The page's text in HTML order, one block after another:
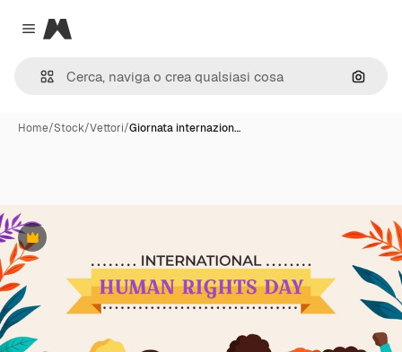
Close menu
Magnific
Cerca
Home/Stock/Vettori/Giornata internazion…
Premium